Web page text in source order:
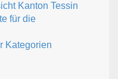
Kanton Tessin
für die
Kategorien